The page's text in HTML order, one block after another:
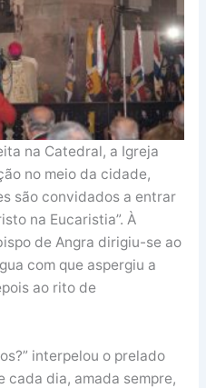
na Catedral, a Igreja
no meio da cidade,
são convidados a entrar
na Eucaristia”. À
de Angra dirigiu-se ao
com que aspergiu a
ao rito de
interpelou o prelado
cada dia, amada sempre,